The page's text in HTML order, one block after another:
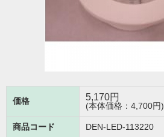
価格 5,170円
(本体価格：4,700円)
商品コード DEN-LED-113220